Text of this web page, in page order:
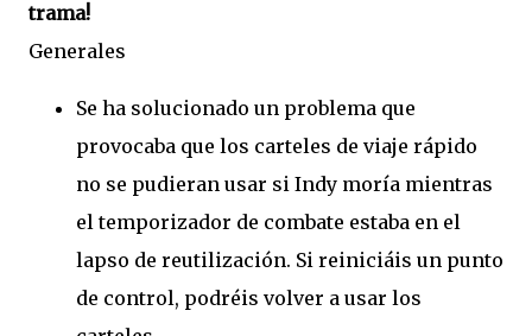
trama!
Generales
Se ha solucionado un problema que
provocaba que los carteles de viaje rápido
no se pudieran usar si Indy moría mientras
el temporizador de combate estaba en el
lapso de reutilización. Si reiniciáis un punto
de control, podréis volver a usar los